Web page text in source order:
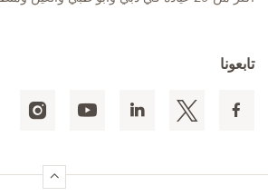
تابعونا